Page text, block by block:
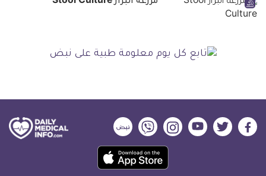
ديلي
ديلي
ديلي
ميديكال
ديلي
ميديكال
انفو
ديلي
ميديكال
انفو
ديلي
ميديكال
انفو
حمل
تطبيق